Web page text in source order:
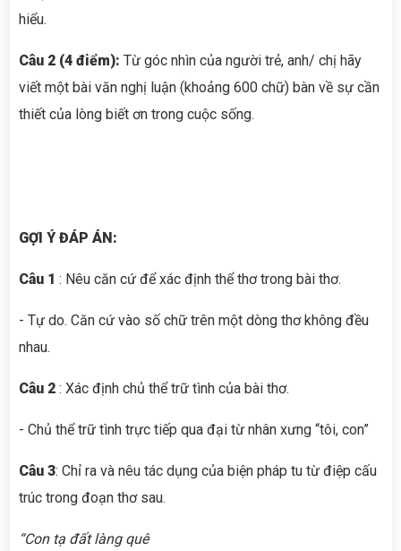
hiểu.
Câu 2 (4 điểm): Từ góc nhìn của người trẻ, anh/ chị hãy
viết một bài văn nghị luận (khoảng 600 chữ) bàn về sự cần
thiết của lòng biết ơn trong cuộc sống.
GỢI Ý ĐÁP ÁN:
Câu 1 : Nêu căn cứ để xác định thể thơ trong bài thơ.
- Tự do. Căn cứ vào số chữ trên một dòng thơ không đều
nhau.
Câu 2 : Xác định chủ thể trữ tình của bài thơ.
- Chủ thể trữ tình trực tiếp qua đại từ nhân xưng “tôi, con”
Câu 3: Chỉ ra và nêu tác dụng của biện pháp tu từ điệp cấu
trúc trong đoạn thơ sau.
“Con tạ đất làng quê